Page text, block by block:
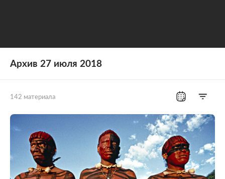
Архив 27 июля 2018
142 материала
Россия
Мир Бывший СССР
Экономика Силовые структуры